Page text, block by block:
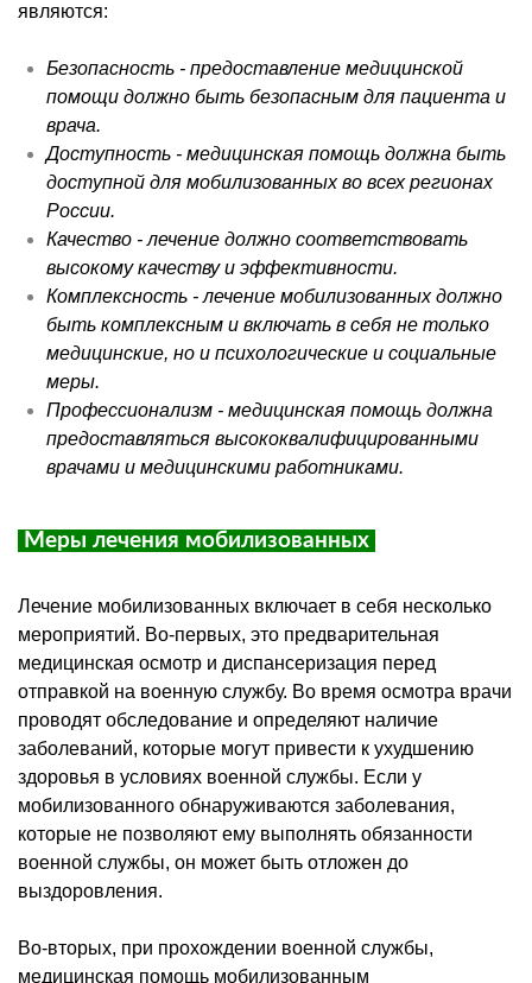
являются:
Безопасность - предоставление медицинской
помощи должно быть безопасным для пациента и
врача.
Доступность - медицинская помощь должна быть
доступной для мобилизованных во всех регионах
России.
Качество - лечение должно соответствовать
высокому качеству и эффективности.
Комплексность - лечение мобилизованных должно
быть комплексным и включать в себя не только
медицинские, но и психологические и социальные
меры.
Профессионализм - медицинская помощь должна
предоставляться высококвалифицированными
врачами и медицинскими работниками.
Меры лечения мобилизованных
Лечение мобилизованных включает в себя несколько
мероприятий. Во-первых, это предварительная
медицинская осмотр и диспансеризация перед
отправкой на военную службу. Во время осмотра врачи
проводят обследование и определяют наличие
заболеваний, которые могут привести к ухудшению
здоровья в условиях военной службы. Если у
мобилизованного обнаруживаются заболевания,
которые не позволяют ему выполнять обязанности
военной службы, он может быть отложен до
выздоровления.
Во-вторых, при прохождении военной службы,
медицинская помощь мобилизованным